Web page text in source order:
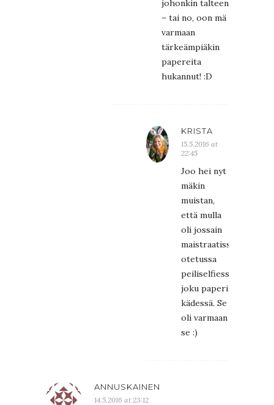
johonkin talteen
– tai no, oon mä
varmaan
tärkeämpiäkin
papereita
hukannut! :D
KRISTA
15.5.2016 at
22:45
Joo hei nyt
mäkin
muistan,
että mulla
oli jossain
maistraatissa
otetussa
peiliselfiessä
joku paperi
kädessä. Se
oli varmaan
se :)
ANNUSKAINEN
14.5.2016 at 23:12